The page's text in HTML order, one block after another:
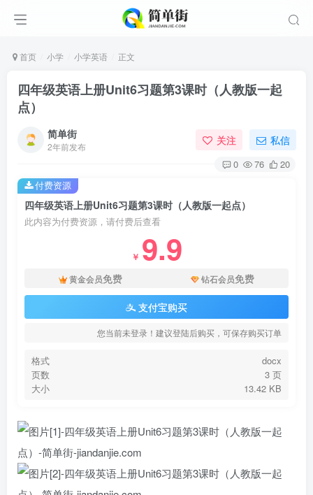
首页 小学 小学英语 正文
四年级英语上册Unit6习题第3课时（人教版一起
点）
简单街
2年前发布 关注 私信
0 76 20
四年级英语上册Unit6习题第3课时（人教版一起点）
此内容为付费资源，请付费后查看
￥ 9.9
黄金会员免费 钻石会员免费
支付宝购买
您当前未登录！建议登陆后购买，可保存购买订单
格式
docx
页数
3 页
大小
13.42 KB
付费资源